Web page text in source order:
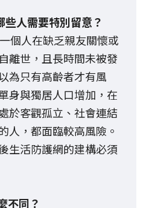
人需要特別留意？
個人在缺乏親友關懷或
離世，且長時間未被發
為只有高齡者才有風
身與獨居人口增加，在
於客觀孤立、社會連結
人，都面臨較高風險。
生活防護網的建構必須
不同？